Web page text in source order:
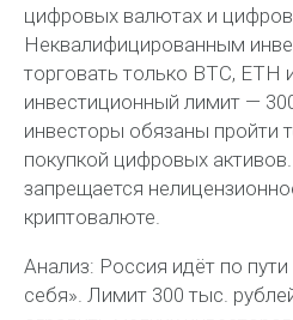
цифровых валютах и
Неквалифицированным
торговать только BTC, ETH
инвестиционный лимит —
инвесторы обязаны пройти
покупкой цифровых
запрещается
криптовалюте.
Анализ: Россия идёт по
себя». Лимит 300 тыс.